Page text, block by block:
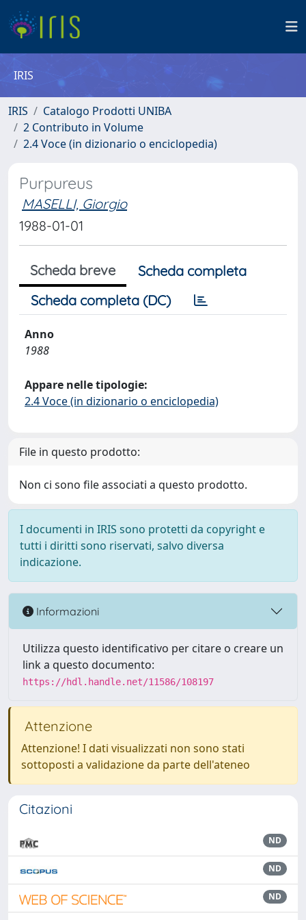
IRIS
IRIS
Catalogo Prodotti UNIBA
2 Contributo in Volume
2.4 Voce (in dizionario o enciclopedia)
Purpureus
MASELLI, Giorgio
1988-01-01
Scheda breve
Scheda completa
Scheda completa (DC)
Anno
1988
Appare nelle tipologie:
2.4 Voce (in dizionario o enciclopedia)
File in questo prodotto:
Non ci sono file associati a questo prodotto.
I documenti in IRIS sono protetti da copyright e
tutti i diritti sono riservati, salvo diversa
indicazione.
Informazioni
Utilizza questo identificativo per citare o creare un
link a questo documento:
https://hdl.handle.net/11586/108197
Attenzione
Attenzione! I dati visualizzati non sono stati
sottoposti a validazione da parte dell'ateneo
Citazioni
ND
ND
ND